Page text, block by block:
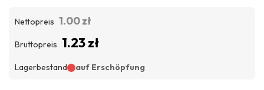
Nettopreis 1.00 zł
Bruttopreis 1.23 zł
Lagerbestand auf Erschöpfung